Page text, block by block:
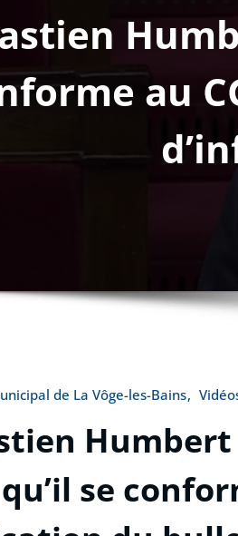
au
de La Vôge-les-Bains
se